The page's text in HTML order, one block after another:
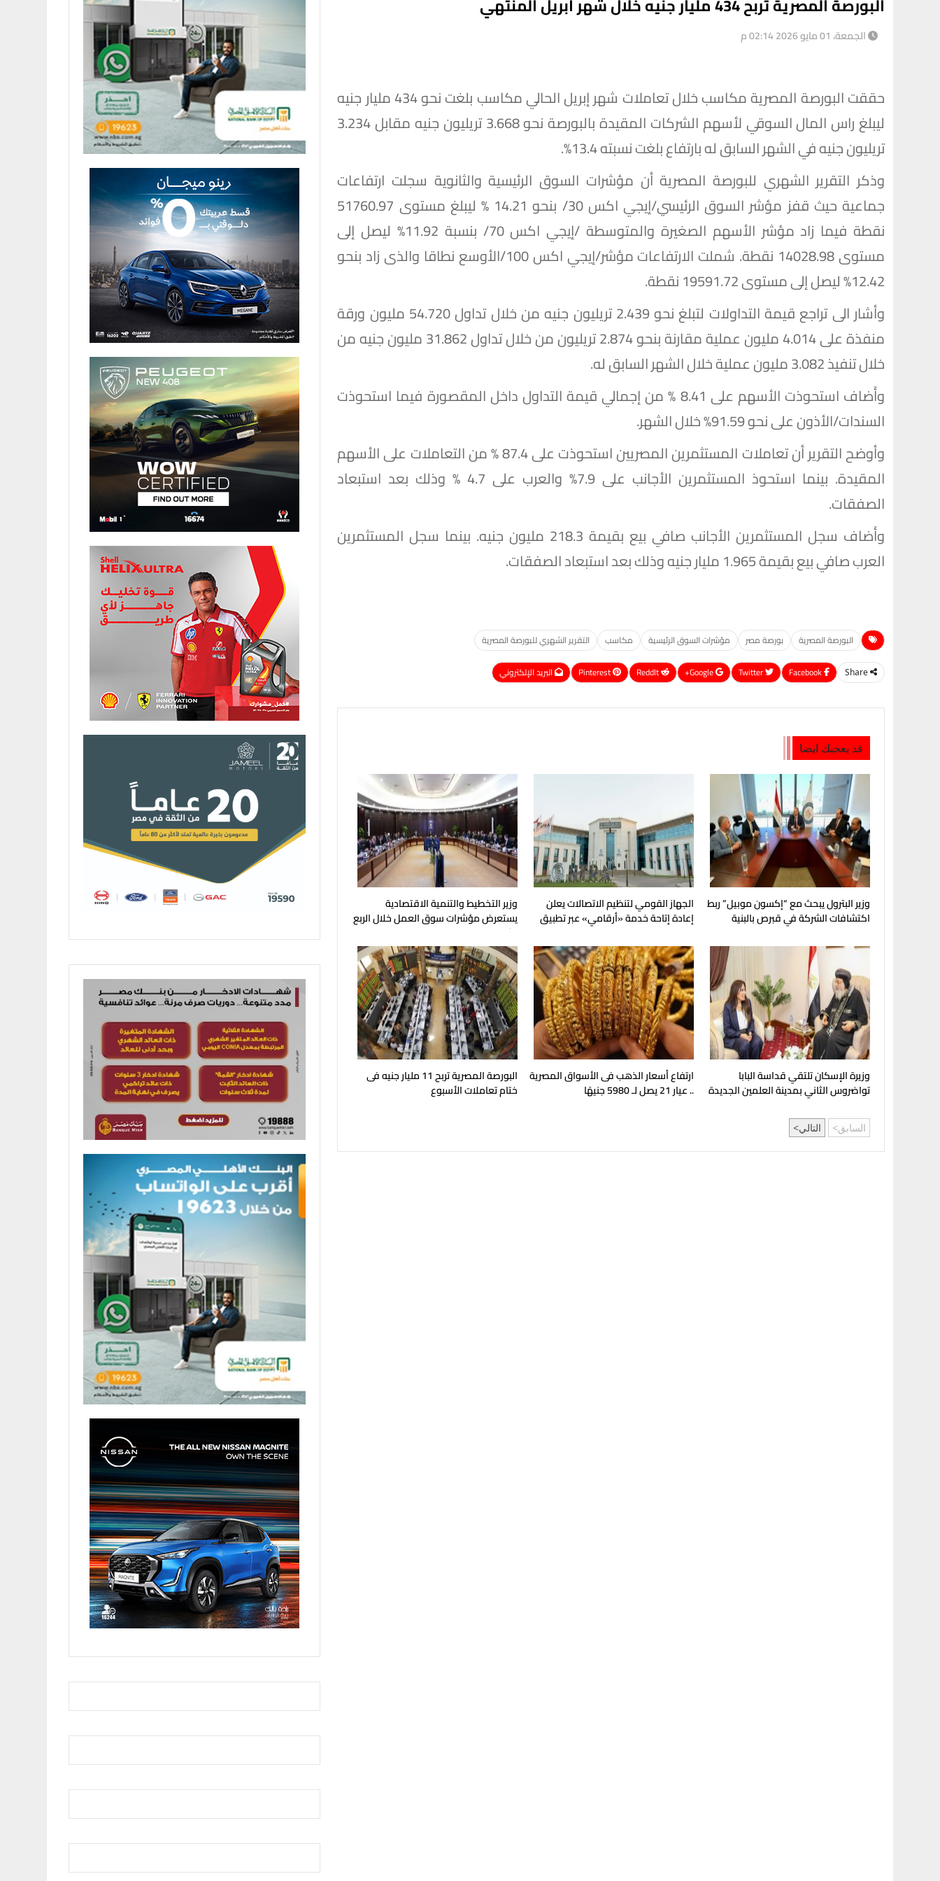
الجمعة، 01 مايو 2026 02:14 م
حققت البورصة المصرية مكاسب خلال تعاملات شهر إبريل الحالي مكاسب بلغت نحو 434 مليار جنيه
ليبلغ راس المال السوقي لأسهم الشركات المقيدة بالبورصة نحو 3.668 تريليون جنيه مقابل 3.234
تريليون جنيه في الشهر السابق له بارتفاع بلغت نسبته 13.4%.
وذكر التقرير الشهري للبورصة المصرية أن مؤشرات السوق الرئيسية والثانوية سجلت ارتفاعات
جماعية حيث قفز مؤشر السوق الرئيسي/إيجي اكس 30/ بنحو 14.21 % ليبلغ مستوى 51760.97
نقطة فيما زاد مؤشر الأسهم الصغيرة والمتوسطة /إيجي اكس 70/ بنسبة 11.92% ليصل إلى
مستوى 14028.98 نقطة. شملت الارتفاعات مؤشر/إيجي اكس 100/الأوسع نطاقا والذى زاد بنحو
12.42% ليصل إلى مستوى 19591.72 نقطة.
وأشار الى تراجع قيمة التداولات لتبلغ نحو 2.439 تريليون جنيه من خلال تداول 54.720 مليون ورقة
منفذة على 4.014 مليون عملية مقارنة بنحو 2.874 تريليون من خلال تداول 31.862 مليون جنيه من
خلال تنفيذ 3.082 مليون عملية خلال الشهر السابق له.
وأَضاف استحوذت الأسهم على 8.41 % من إجمالي قيمة التداول داخل المقصورة فيما استحوذت
السندات/الأذون على نحو 91.59% خلال الشهر.
وأوضح التقرير أن تعاملات المستثمرين المصريين استحوذت على 87.4 % من التعاملات على الأسهم
المقيدة. بينما استحوذ المستثمرين الأجانب على 7.9% والعرب على 4.7 % وذلك بعد استبعاد
الصفقات.
وأَضاف سجل المستثمرين الأجانب صافي بيع بقيمة 218.3 مليون جنيه. بينما سجل المستثمرين
العرب صافي بيع بقيمة 1.965 مليار جنيه وذلك بعد استبعاد الصفقات.
البورصة المصرية بورصة مصر مؤشرات السوق الرئيسية مكاسب التقرير الشهري للبورصة المصرية
Share
Google+
ReddIt
Pinterest البريد الإلكتروني
قد يعجبك ايضا
وزير البترول يبحث مع “إكسون موبيل” ربط
اكتشافات الشركة في قبرص بالبنية
الجهاز القومي لتنظيم الاتصالات يعلن
إعادة إتاحة خدمة «أرقامي» عبر تطبيق
وزير التخطيط والتنمية الاقتصادية
يستعرض مؤشرات سوق العمل خلال الربع
الثاني من عام 2026
وزيرة الإسكان تلتقي قداسة البابا
تواضروس الثاني بمدينة العلمين الجديدة
ارتفاع أسعار الذهب فى الأسواق المصرية
.. عيار 21 يصل لـ 5980 جنيهًا
البورصة المصرية تربح 11 مليار جنيه فى
ختام تعاملات الأسبوع
السابق التالي